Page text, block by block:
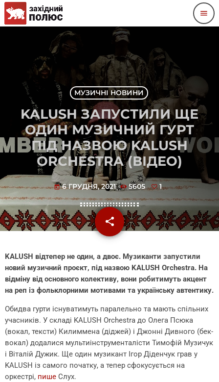
menu
МУЗИЧНІ НОВИНИ
KALUSH ЗАПУСТИЛИ ЩЕ
ОДИН МУЗИЧНИЙ ГУРТ
ПІД НАЗВОЮ KALUSH
ORCHESTRA (ВІДЕО)
today 6 ГРУДНЯ, 2021 5605 1
share
email
KALUSH відтепер не один, а двоє. Музиканти запустили
новий музичний проєкт, під назвою KALUSH Orchestra. На
відміну від основного колективу, вони робитимуть акцент
на реп із фольклорними мотивами та українську автентику.
Обидва гурти існуватимуть паралельно та мають спільних
учасників. У складі KALUSH Orchestra до Олега Псюка
(вокал, тексти) Килиммена (діджей) і Джонні Дивного (бек-
вокал) додалися мультиінструменталісти Тимофій Музичук
і Віталій Дужик. Ще один музикант Ігор Діденчук грав у
KALUSH із самого початку, а тепер сфокусується на
оркестрі, пише Слух.